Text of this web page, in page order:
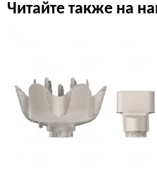
Читайте также на